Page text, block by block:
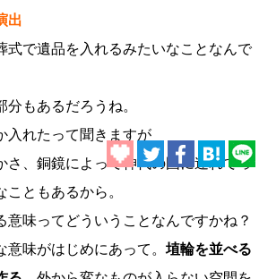
出
式で遺品を入れるみたいなことなんで
もあるだろうね。
入れたって聞きますが
さ、銅鏡によって神代の国に連れてっ
ともあるから。
意味ってどういうことなんですかね？
味がはじめにあって。 埴輪を並べる